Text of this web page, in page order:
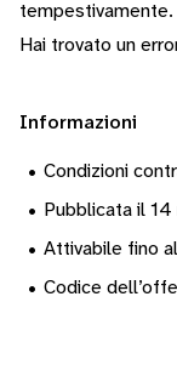
tempestivamente.
Hai trovato un
Informazioni
• Condizioni
• Pubblicata il
• Attivabile fino
• Codice